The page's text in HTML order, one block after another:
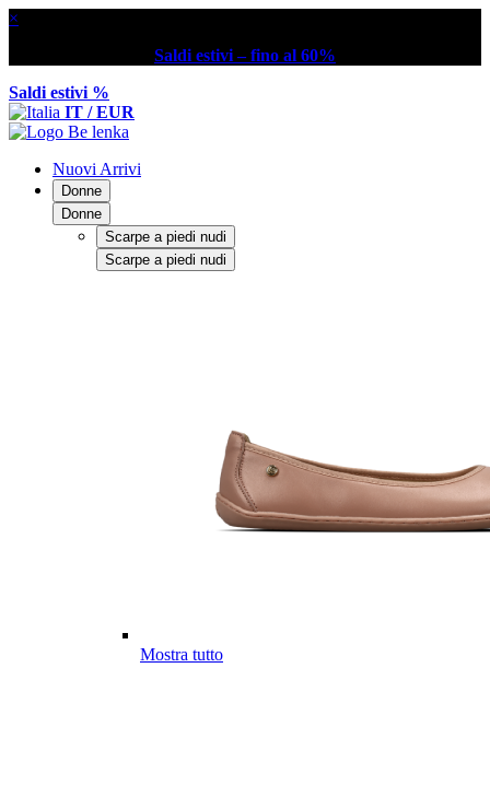
×
Saldi estivi – fino al 60%
Saldi estivi %
IT / EUR
Nuovi Arrivi
Donne
Donne
Scarpe a piedi nudi
Scarpe a piedi nudi
Mostra tutto